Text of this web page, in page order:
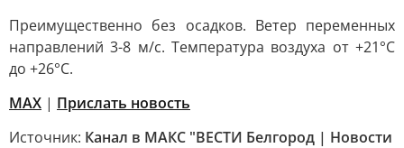
Преимущественно без осадков. Ветер переменных
направлений 3-8 м/с. Температура воздуха от +21°С
до +26°С.
MAX | Прислать новость
Источник: Канал в МАКС "ВЕСТИ Белгород | Новости